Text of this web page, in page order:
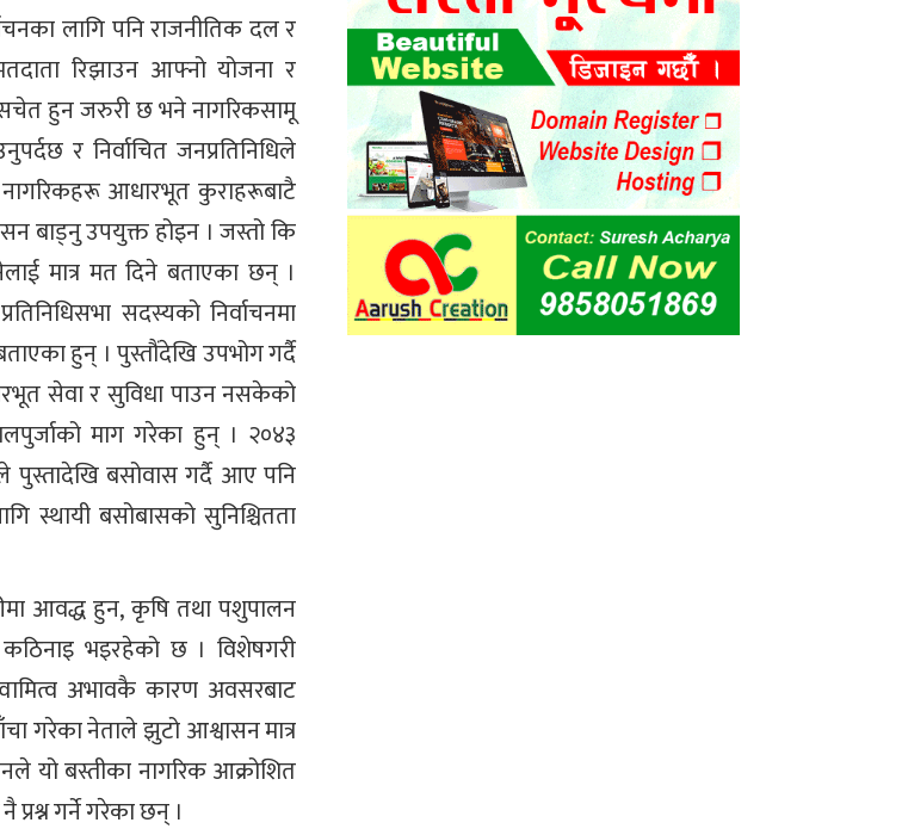
लागि पनि राजनीतिक दल र
रिझाउन आफ्नो योजना र
सचेत हुन जरुरी छ भने नागरिकसामू
र निर्वाचित जनप्रतिनिधिले
नागरिकहरू आधारभूत कुराहरूबाटै
बाड्नु उपयुक्त होइन । जस्तो कि
मात्र मत दिने बताएका छन् ।
सदस्यको निर्वाचनमा
हुन् । पुस्तौंदेखि उपभोग गर्दै
सेवा र सुविधा पाउन नसकेको
माग गरेका हुन् । २०४३
पुस्तादेखि बसोवास गर्दै आए पनि
स्थायी बसोबासको सुनिश्चितता
आवद्ध हुन, कृषि तथा पशुपालन
कठिनाइ भइरहेको छ । विशेषगरी
अभावकै कारण अवसरबाट
गरेका नेताले झुटो आश्वासन मात्र
यो बस्तीका नागरिक आक्रोशित
गर्ने गरेका छन् ।